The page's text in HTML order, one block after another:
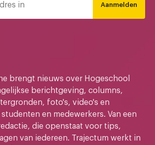
Aanmelden
brengt nieuws over Hogeschool
berichtgeving, columns,
foto's, video's en
en medewerkers. Van een
die openstaat voor tips,
van iedereen. Trajectum werkt in